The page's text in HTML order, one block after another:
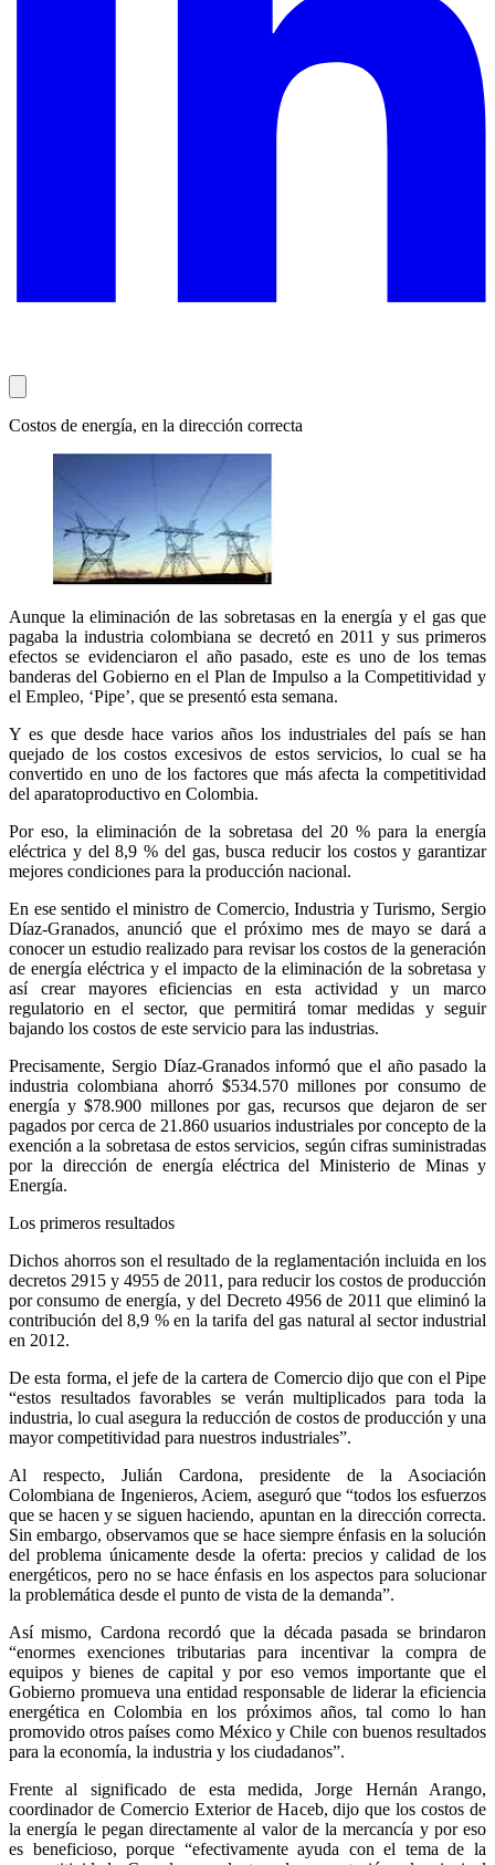
Costos de energía, en la dirección correcta
Aunque la eliminación de las sobretasas en la energía y el gas que
pagaba la industria colombiana se decretó en 2011 y sus primeros
efectos se evidenciaron el año pasado, este es uno de los temas
banderas del Gobierno en el Plan de Impulso a la Competitividad y
el Empleo, ‘Pipe’, que se presentó esta semana.
Y es que desde hace varios años los industriales del país se han
quejado de los costos excesivos de estos servicios, lo cual se ha
convertido en uno de los factores que más afecta la competitividad
del aparatoproductivo en Colombia.
Por eso, la eliminación de la sobretasa del 20 % para la energía
eléctrica y del 8,9 % del gas, busca reducir los costos y garantizar
mejores condiciones para la producción nacional.
En ese sentido el ministro de Comercio, Industria y Turismo, Sergio
Díaz-Granados, anunció que el próximo mes de mayo se dará a
conocer un estudio realizado para revisar los costos de la generación
de energía eléctrica y el impacto de la eliminación de la sobretasa y
así crear mayores eficiencias en esta actividad y un marco
regulatorio en el sector, que permitirá tomar medidas y seguir
bajando los costos de este servicio para las industrias.
Precisamente, Sergio Díaz-Granados informó que el año pasado la
industria colombiana ahorró $534.570 millones por consumo de
energía y $78.900 millones por gas, recursos que dejaron de ser
pagados por cerca de 21.860 usuarios industriales por concepto de la
exención a la sobretasa de estos servicios, según cifras suministradas
por la dirección de energía eléctrica del Ministerio de Minas y
Energía.
Los primeros resultados
Dichos ahorros son el resultado de la reglamentación incluida en los
decretos 2915 y 4955 de 2011, para reducir los costos de producción
por consumo de energía, y del Decreto 4956 de 2011 que eliminó la
contribución del 8,9 % en la tarifa del gas natural al sector industrial
en 2012.
De esta forma, el jefe de la cartera de Comercio dijo que con el Pipe
“estos resultados favorables se verán multiplicados para toda la
industria, lo cual asegura la reducción de costos de producción y una
mayor competitividad para nuestros industriales”.
Al respecto, Julián Cardona, presidente de la Asociación
Colombiana de Ingenieros, Aciem, aseguró que “todos los esfuerzos
que se hacen y se siguen haciendo, apuntan en la dirección correcta.
Sin embargo, observamos que se hace siempre énfasis en la solución
del problema únicamente desde la oferta: precios y calidad de los
energéticos, pero no se hace énfasis en los aspectos para solucionar
la problemática desde el punto de vista de la demanda”.
Así mismo, Cardona recordó que la década pasada se brindaron
“enormes exenciones tributarias para incentivar la compra de
equipos y bienes de capital y por eso vemos importante que el
Gobierno promueva una entidad responsable de liderar la eficiencia
energética en Colombia en los próximos años, tal como lo han
promovido otros países como México y Chile con buenos resultados
para la economía, la industria y los ciudadanos”.
Frente al significado de esta medida, Jorge Hernán Arango,
coordinador de Comercio Exterior de Haceb, dijo que los costos de
la energía le pegan directamente al valor de la mercancía y por eso
es beneficioso, porque “efectivamente ayuda con el tema de la